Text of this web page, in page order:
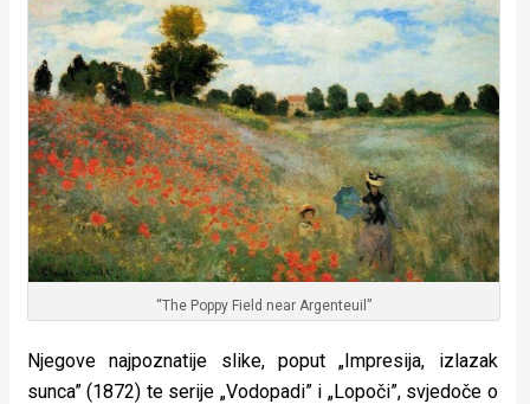
“The Poppy Field near Argenteuil”
Njegove najpoznatije slike, poput „Impresija, izlazak
sunca” (1872) te serije „Vodopadi” i „Lopoči”, svjedoče o